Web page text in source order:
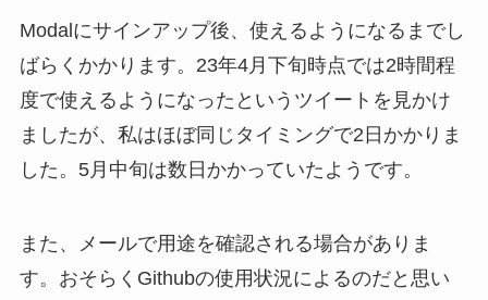
Modalにサインアップ後、使えるようになるまでし
ばらくかかります。23年4月下旬時点では2時間程
度で使えるようになったというツイートを見かけ
ましたが、私はほぼ同じタイミングで2日かかりま
した。5月中旬は数日かかっていたようです。
また、メールで用途を確認される場合がありま
す。おそらくGithubの使用状況によるのだと思い